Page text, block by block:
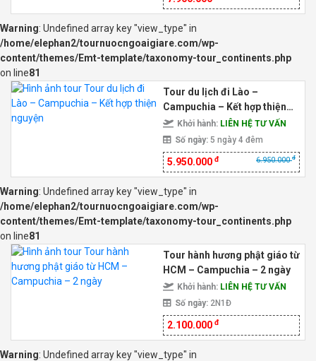
Warning: Undefined array key "view_type" in
/home/elephan2/tournuocngoaigiare.com/wp-
content/themes/Emt-template/taxonomy-tour_continents.php
on line81
Tour du lịch đi Lào –
Campuchia – Kết hợp thiện
nguyệnKhởi hành: LIÊN HỆ TƯ VẤN
Số ngày: 5 ngày 4 đêm
5.950.000 đ 6.950.000đ
Warning: Undefined array key "view_type" in
/home/elephan2/tournuocngoaigiare.com/wp-
content/themes/Emt-template/taxonomy-tour_continents.php
on line81
Tour hành hương phật giáo từ
HCM – Campuchia – 2 ngày
Khởi hành: LIÊN HỆ TƯ VẤN
Số ngày: 2N1Đ
2.100.000 đ
Warning: Undefined array key "view_type" in